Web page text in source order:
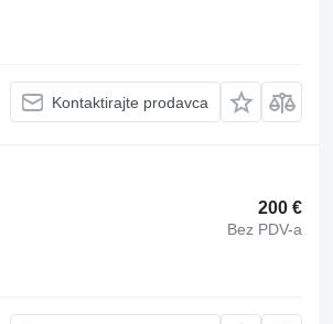
Kontaktirajte prodavca
200 €
Bez PDV-a